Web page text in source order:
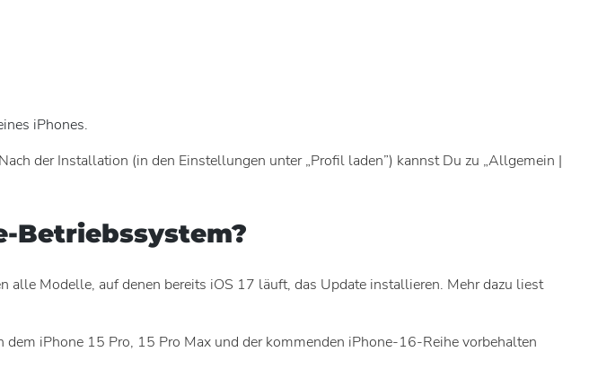
iPhones.
der Installation (in den Einstellungen unter „Profil laden”) kannst Du zu „Allgemein |
Betriebssystem?
Modelle, auf denen bereits iOS 17 läuft, das Update installieren. Mehr dazu liest
iPhone 15 Pro, 15 Pro Max und der kommenden iPhone-16-Reihe vorbehalten